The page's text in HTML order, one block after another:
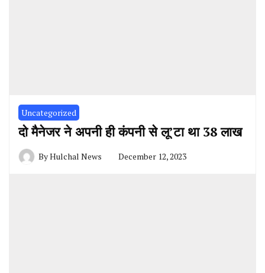
Uncategorized
दो मैनेजर ने अपनी ही कंपनी से लू’टा था 38 लाख
ByHulchal News December 12, 2023